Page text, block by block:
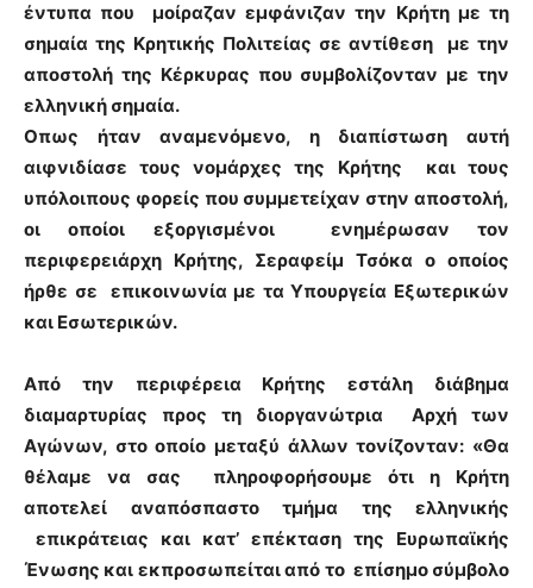
έντυπα που μοίραζαν εμφάνιζαν την Κρήτη με τη
σημαία της Κρητικής Πολιτείας σε αντίθεση με την
αποστολή της Κέρκυρας που συμβολίζονταν με την
ελληνική σημαία.
Οπως ήταν αναμενόμενο, η διαπίστωση αυτή
αιφνιδίασε τους νομάρχες της Κρήτης και τους
υπόλοιπους φορείς που συμμετείχαν στην αποστολή,
οι οποίοι εξοργισμένοι ενημέρωσαν τον
περιφερειάρχη Κρήτης, Σεραφείμ Τσόκα ο οποίος
ήρθε σε επικοινωνία με τα Υπουργεία Εξωτερικών
και Εσωτερικών.
Από την περιφέρεια Κρήτης εστάλη διάβημα
διαμαρτυρίας προς τη διοργανώτρια Αρχή των
Αγώνων, στο οποίο μεταξύ άλλων τονίζονταν: «Θα
θέλαμε να σας πληροφορήσουμε ότι η Κρήτη
αποτελεί αναπόσπαστο τμήμα της ελληνικής
επικράτειας και κατ’ επέκταση της Ευρωπαϊκής
Ένωσης και εκπροσωπείται από το επίσημο σύμβολο